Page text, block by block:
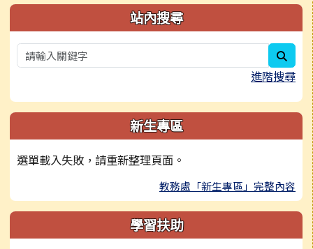
站內搜尋
進階搜尋
新生專區
選單載入失敗，請重新整理頁面。
教務處「新生專區」完整內容
學習扶助